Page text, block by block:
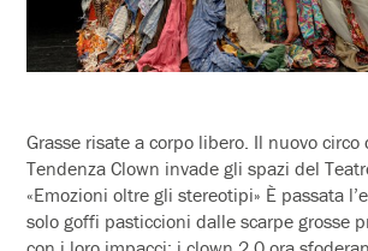
Grasse risate a corpo libero. Il nuovo circo
Tendenza Clown invade gli spazi del
«Emozioni oltre gli stereotipi» È passata
solo goffi pasticcioni dalle scarpe grosse